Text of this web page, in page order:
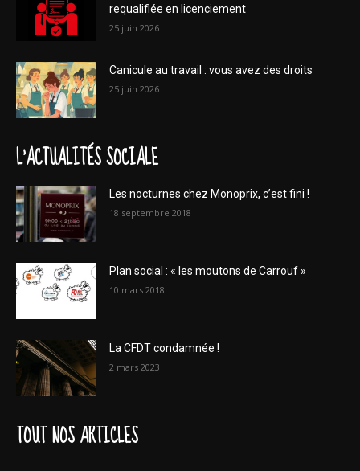
requalifiée en licenciement
25 juin 2026
Canicule au travail : vous avez des droits
25 juin 2026
L'ACTUALITÉS SOCIALE
Les nocturnes chez Monoprix, c’est fini !
18 septembre 2018
Plan social : « les moutons de Carrouf »
10 mars 2018
La CFDT condamnée !
2 mars 2023
TOUT NOS ARTICLES